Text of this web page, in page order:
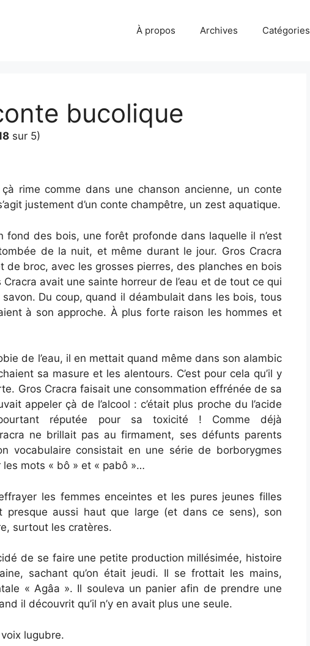
À propos Archives Catégories
bucolique
sur 5)
rime comme dans une chanson ancienne, un conte
justement d’un conte champêtre, un zest aquatique.
fond des bois, une forêt profonde dans laquelle il n’est
de la nuit, et même durant le jour. Gros Cracra
broc, avec les grosses pierres, des planches en bois
avait une sainte horreur de l’eau et de tout ce qui
Du coup, quand il déambulait dans les bois, tous
à son approche. À plus forte raison les hommes et
de l’eau, il en mettait quand même dans son alambic
sa masure et les alentours. C’est pour cela qu’il y
Gros Cracra faisait une consommation effrénée de sa
appeler çà de l’alcool : c’était plus proche du l’acide
réputée pour sa toxicité ! Comme déjà
ne brillait pas au firmament, ses défunts parents
vocabulaire consistait en une série de borborygmes
mots « bô » et « pabô »…
les femmes enceintes et les pures jeunes filles
presque aussi haut que large (et dans ce sens), son
surtout les cratères.
de se faire une petite production millésimée, histoire
sachant qu’on était jeudi. Il se frottait les mains,
« Agâa ». Il souleva un panier afin de prendre une
il découvrit qu’il n’y en avait plus une seule.
lugubre.